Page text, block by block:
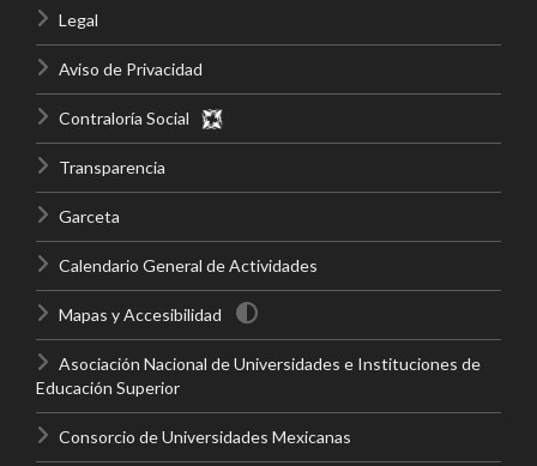
Legal
Aviso de Privacidad
Contraloría Social
Transparencia
Garceta
Calendario General de Actividades
Mapas y Accesibilidad
Asociación Nacional de Universidades e Instituciones de
Educación Superior
Consorcio de Universidades Mexicanas